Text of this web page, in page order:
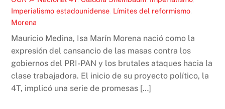
Imperialismo estadounidense Límites del reformismo
Morena
Mauricio Medina, Isa Marín Morena nació como la
expresión del cansancio de las masas contra los
gobiernos del PRI-PAN y los brutales ataques hacia la
clase trabajadora. El inicio de su proyecto político, la
4T, implicó una serie de promesas […]